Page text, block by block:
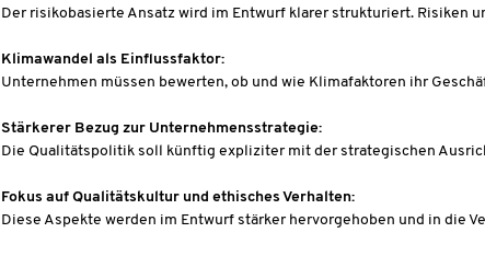
Der risikobasierte Ansatz wird im Entwurf klarer strukturiert. Risiken
Klimawandel als Einflussfaktor:
Unternehmen müssen bewerten, ob und wie Klimafaktoren ihr
Stärkerer Bezug zur Unternehmensstrategie:
Die Qualitätspolitik soll künftig expliziter mit der strategischen
Fokus auf Qualitätskultur und ethisches Verhalten:
Diese Aspekte werden im Entwurf stärker hervorgehoben und in die